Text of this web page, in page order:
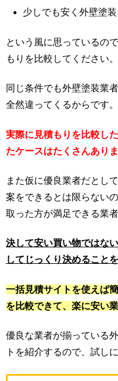
少しでも安く外壁塗
という風に思っているの
もりを比較してください。
同じ条件でも外壁塗装業
全然違ってくるからです。
実際に見積もりを比較し
たケースはたくさんありま
また仮に優良業者だとし
案をできるとは限らない
取った方が満足できる業
決して安い買い物ではな
してじっくり決めること
一括見積サイトを使えば
を比較できて、楽に安い
優良な業者が揃っている
トを紹介するので、試し